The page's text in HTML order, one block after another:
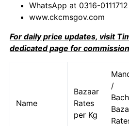
WhatsApp at 0316-0111712
www.ckcmsgov.com
For daily price updates, visit
dedicated page for
Name
Bazaar
Rates
per Kg
/